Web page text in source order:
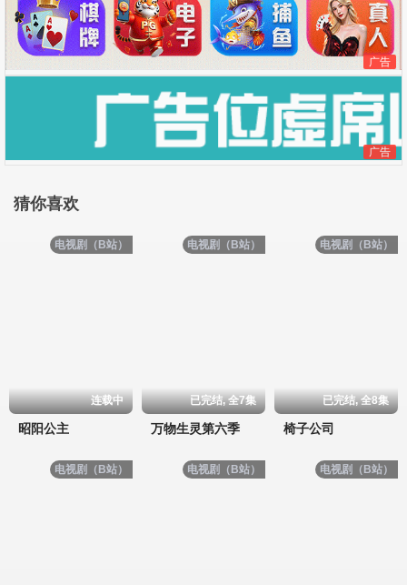
广告
广告
猜你喜欢
电视剧（B站）
连载中
昭阳公主
电视剧（B站）
已完结, 全7集
万物生灵第六季
电视剧（B站）
已完结, 全8集
椅子公司
电视剧（B站） 电视剧（B站） 电视剧（B站）